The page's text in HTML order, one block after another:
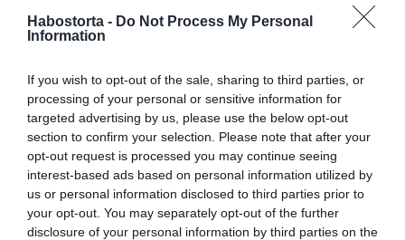
Habostorta - Do Not Process My Personal
Information
If you wish to opt-out of the sale, sharing to third parties, or
processing of your personal or sensitive information for
targeted advertising by us, please use the below opt-out
section to confirm your selection. Please note that after your
opt-out request is processed you may continue seeing
interest-based ads based on personal information utilized by
us or personal information disclosed to third parties prior to
your opt-out. You may separately opt-out of the further
disclosure of your personal information by third parties on the
verjük szét az egészet, és csináljuk meg álmaink
reális, viszont mi már a nyáron birtokba akarjuk venni,
szóval hajtjuk őket” – mondta Sydney.
Megosztás: Facebook Twitter Pinterest
Címkék: nehézségek,álomotthon, Sydney van den
Bosch, lakásfelújítás,elképzelés,időigényes